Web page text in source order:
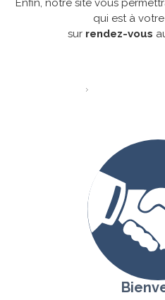
qui est à
sur rendez-vous